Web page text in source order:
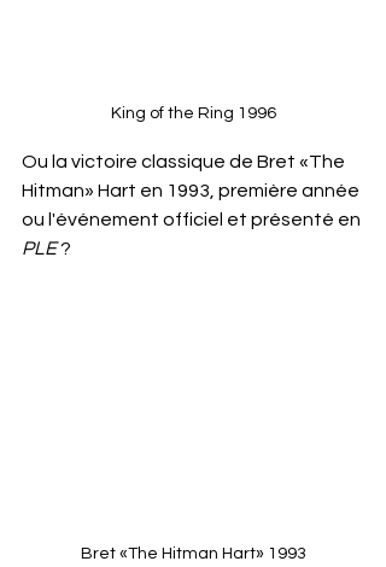
King of the Ring 1996
Ou la victoire classique de Bret «The
Hitman» Hart en 1993, première année
ou l'événement officiel et présenté en
PLE ?
Bret «The Hitman Hart» 1993